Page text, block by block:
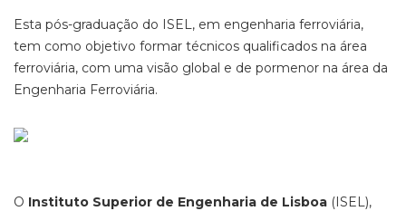
Esta pós-graduação do ISEL, em engenharia ferroviária,
tem como objetivo formar técnicos qualificados na área
ferroviária, com uma visão global e de pormenor na área da
Engenharia Ferroviária.
O Instituto Superior de Engenharia de Lisboa (ISEL),